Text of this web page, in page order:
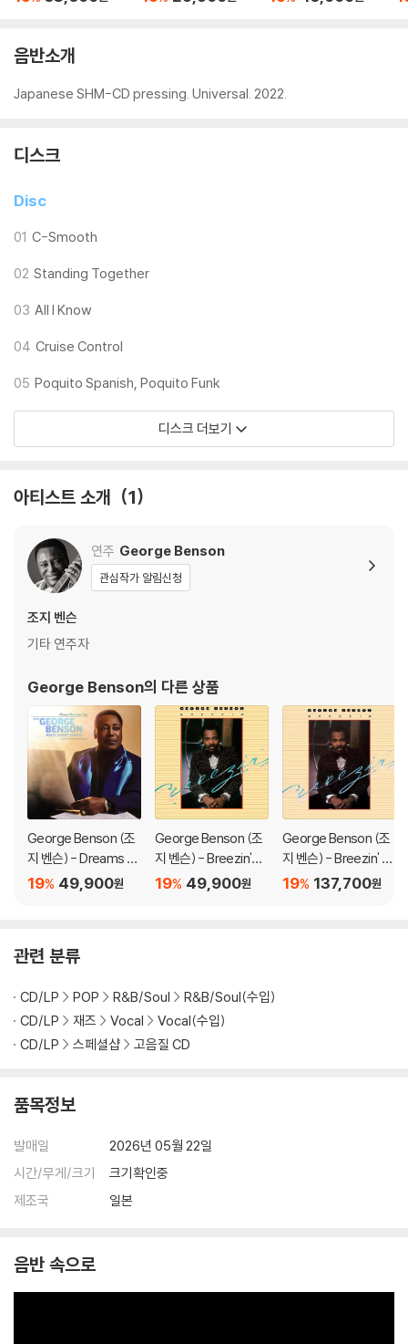
음반소개
Japanese SHM-CD pressing. Universal. 2022.
디스크
Disc
01 C-Smooth
02 Standing Together
03 All I Know
04 Cruise Control
05 Poquito Spanish, Poquito Funk
디스크 더보기
아티스트 소개 1
연주 George Benson
관심작가 알림신청
조지 벤슨
기타 연주자
George Benson의 다른 상품
George Benson (조
지 벤슨) - Dreams D
o Come True: When
49,900원
19%
George Benson (조
지 벤슨) - Breezin'
[블루 컬러 LP]
49,900원
19%
George Benson (조
지 벤슨) - Breezin' [2
LP]
137,700원
19%
관련 분류
CD/LP POP R&B/Soul
R&B/Soul(수입)
CD/LP
재즈 Vocal
Vocal(수입)
CD/LP
스페셜샵 고음질 CD
품목정보
발매일
2026년 05월 22일
시간/무게/크기
크기확인중
제조국
일본
음반 속으로